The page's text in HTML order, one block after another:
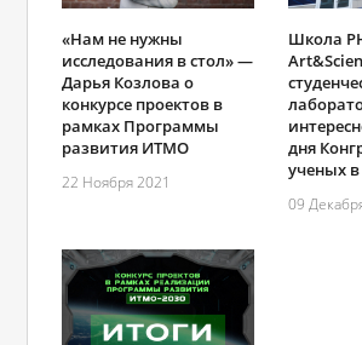
«Нам не нужны
исследования в стол» —
Дарья Козлова о
конкурсе проектов в
рамках Программы
развития ИТМО
22 Ноября 2021
Школа
дня
ученых
09